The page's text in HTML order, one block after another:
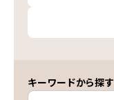
キーワードから探す